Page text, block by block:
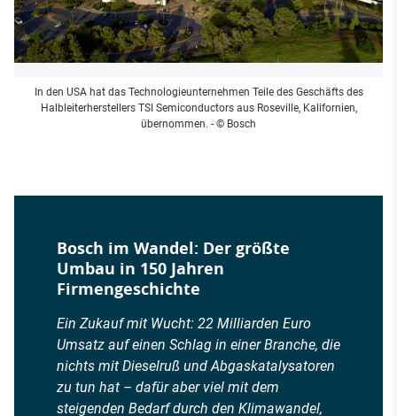
In den USA hat das Technologieunternehmen Teile des Geschäfts des
Halbleiterherstellers TSI Semiconductors aus Roseville, Kalifornien,
übernommen. - © Bosch
Bosch im Wandel: Der größte
Umbau in 150 Jahren
Firmengeschichte
Ein Zukauf mit Wucht: 22 Milliarden Euro
Umsatz auf einen Schlag in einer Branche, die
nichts mit Dieselruß und Abgaskatalysatoren
zu tun hat – dafür aber viel mit dem
steigenden Bedarf durch den Klimawandel,